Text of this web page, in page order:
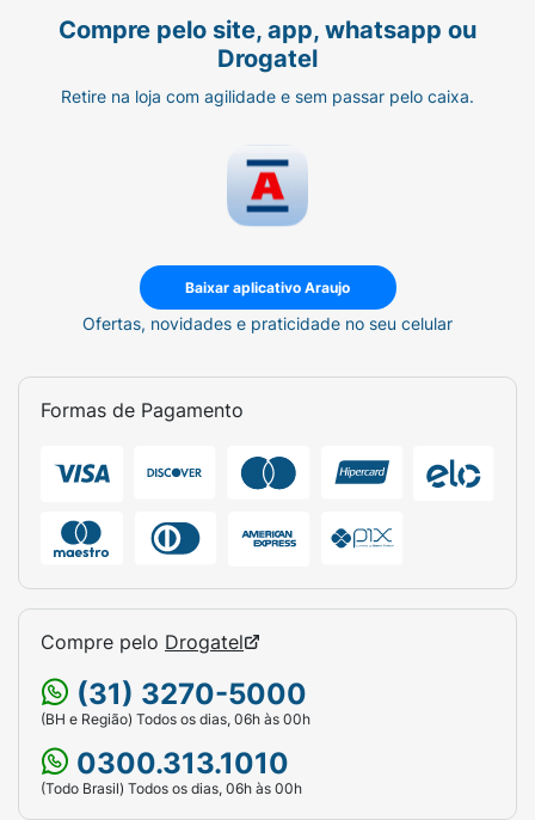
Compre pelo site, app, whatsapp ou
Drogatel
Retire na loja com agilidade e sem passar pelo caixa.
Baixar aplicativo Araujo
Ofertas, novidades e praticidade no seu celular
Formas de Pagamento
Compre pelo Drogatel
(31) 3270-5000
(BH e Região) Todos os dias, 06h às 00h
0300.313.1010
(Todo Brasil) Todos os dias, 06h às 00h